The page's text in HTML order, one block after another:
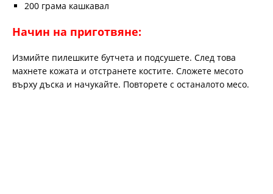
200 грама кашкавал
Начин на приготвяне:
Измийте пилешките бутчета и подсушете. След това
махнете кожата и отстранете костите. Сложете месото
върху дъска и начукайте. Повторете с останалото месо.